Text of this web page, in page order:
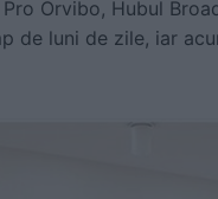
Orvibo, Hubul
de luni de zile, iar